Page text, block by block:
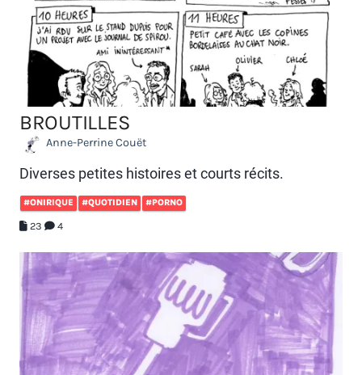
BROUTILLES
Anne-Perrine Couët
Diverses petites histoires et courts récits.
#ONIRIQUE #QUOTIDIEN #PORNO
23 4